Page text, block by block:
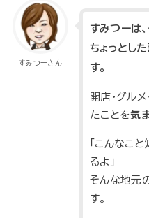
すみつーさん
すみつーは
ちょっとし
す。
開店・グル
たことを気
「こんなこ
るよ」
そんな地元
す。